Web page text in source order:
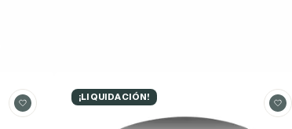
¡LIQUIDACIÓN!